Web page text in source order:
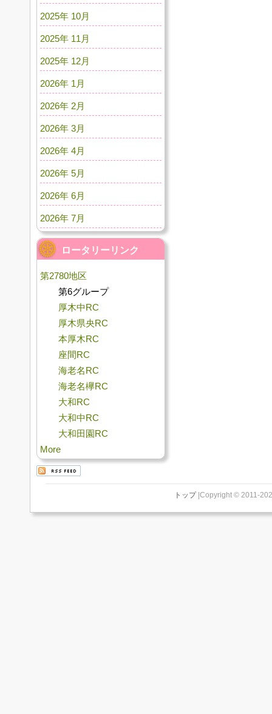
2025年 10月
2025年 11月
2025年 12月
2026年 1月
2026年 2月
2026年 3月
2026年 4月
2026年 5月
2026年 6月
2026年 7月
ロータリーリンク
第2780地区
第6グループ
厚木中RC
厚木県央RC
本厚木RC
座間RC
海老名RC
海老名欅RC
大和RC
大和中RC
大和田園RC
More
トップ|Copyright © 2011-